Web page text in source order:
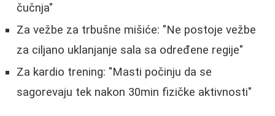
čučnja"
Za vežbe za trbušne mišiće: "Ne postoje vežbe
za ciljano uklanjanje sala sa određene regije"
Za kardio trening: "Masti počinju da se
sagorevaju tek nakon 30min fizičke aktivnosti"